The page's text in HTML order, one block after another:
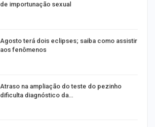
de importunação sexual
Agosto terá dois eclipses; saiba como assistir
aos fenômenos
Atraso na ampliação do teste do pezinho
dificulta diagnóstico da…